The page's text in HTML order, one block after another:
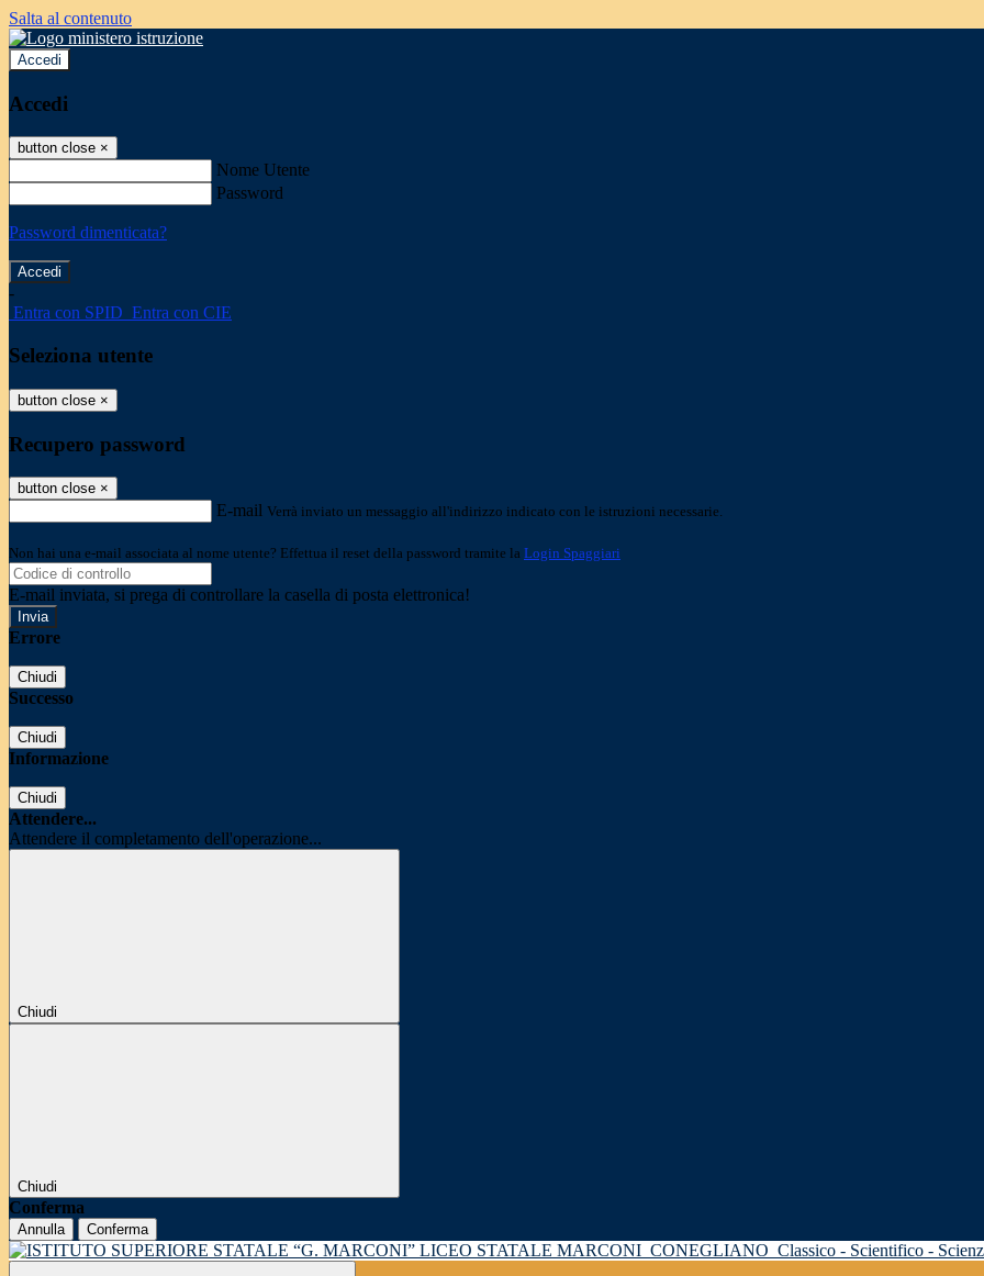
Salta al contenuto
Accedi
Accedi
button close ×
Nome Utente
Password
Password dimenticata?
-
Entra con SPID Entra con CIE
Seleziona utente
button close ×
Recupero password
button close ×
E-mail Verrà inviato un messaggio all'indirizzo indicato con le istruzioni necessarie.
Non hai una e-mail associata al nome utente? Effettua il reset della password tramite la Login Spaggiari
E-mail inviata, si prega di controllare la casella di posta elettronica!
Errore
Chiudi
Successo
Chiudi
Informazione
Chiudi
Attendere...
Attendere il completamento dell'operazione...
Chiudi
Chiudi
Conferma
Annulla Conferma
LICEO STATALE MARCONI CONEGLIANO Classico - Scientifico -